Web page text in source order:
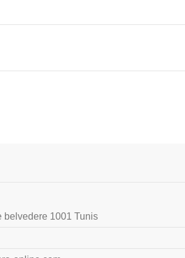
belvedere 1001 Tunis